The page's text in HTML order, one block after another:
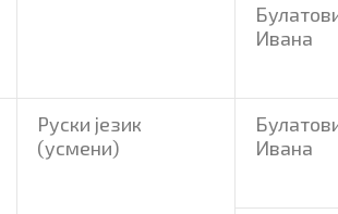
Ивана
Руски језик
(усмени)
Ивана